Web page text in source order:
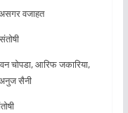
वजाहत
चोपडा, आरिफ जकारिया,
अनुज सैनी